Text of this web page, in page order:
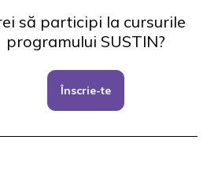
să participi la cursurile
programului SUSTIN?
Înscrie-te